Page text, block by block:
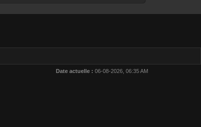
Date actuelle : 06-08-2026, 06:35 AM